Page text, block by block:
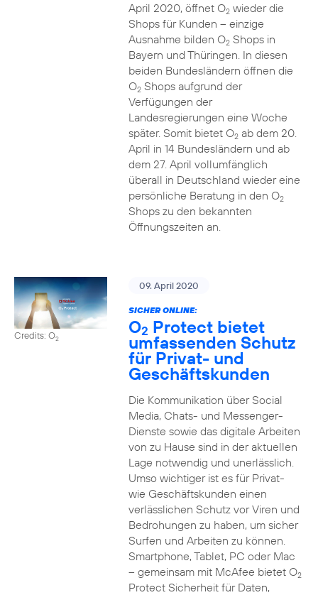
April 2020, öffnet O2wieder die
Shops für Kunden – einzige
Ausnahme bilden O2Shops in
Bayern und Thüringen. In diesen
beiden Bundesländern öffnen die
O2Shops aufgrund der
Verfügungen der
Landesregierungen eine Woche
später. Somit bietet O2ab dem 20.
April in 14 Bundesländern und ab
dem 27. April vollumfänglich
überall in Deutschland wieder eine
persönliche Beratung in den O2
Shops zu den bekannten
Öffnungszeiten an.
Credits: O2
09. April 2020
SICHER ONLINE:
O2 Protect bietet
umfassenden Schutz
für Privat- und
Geschäftskunden
Die Kommunikation über Social
Media, Chats- und Messenger-
Dienste sowie das digitale Arbeiten
von zu Hause sind in der aktuellen
Lage notwendig und unerlässlich.
Umso wichtiger ist es für Privat-
wie Geschäftskunden einen
verlässlichen Schutz vor Viren und
Bedrohungen zu haben, um sicher
Surfen und Arbeiten zu können.
Smartphone, Tablet, PC oder Mac
– gemeinsam mit McAfee bietet O2
Protect Sicherheit für Daten,